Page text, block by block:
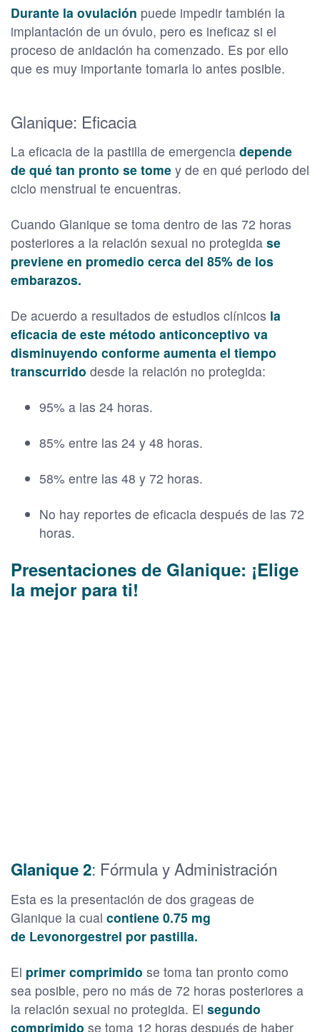
Durante la ovulación puede impedir también la
implantación de un óvulo, pero es ineficaz si el
proceso de anidación ha comenzado. Es por ello
que es muy importante tomarla lo antes posible.
Glanique: Eficacia
La eficacia de la pastilla de emergencia depende
de qué tan pronto se tome y de en qué periodo del
ciclo menstrual te encuentras.
Cuando Glanique se toma dentro de las 72 horas
posteriores a la relación sexual no protegida se
previene en promedio cerca del 85% de los
embarazos.
De acuerdo a resultados de estudios clínicos la
eficacia de este método anticonceptivo va
disminuyendo conforme aumenta el tiempo
transcurrido desde la relación no protegida:
95% a las 24 horas.
85% entre las 24 y 48 horas.
58% entre las 48 y 72 horas.
No hay reportes de eficacia después de las 72
horas.
Presentaciones de Glanique: ¡Elige
la mejor para ti!
Glanique 2: Fórmula y Administración
Esta es la presentación de dos grageas de
Glanique la cual contiene 0.75 mg
de Levonorgestrel por pastilla.
El primer comprimido se toma tan pronto como
sea posible, pero no más de 72 horas posteriores a
la relación sexual no protegida. El segundo
comprimido se toma 12 horas después de haber